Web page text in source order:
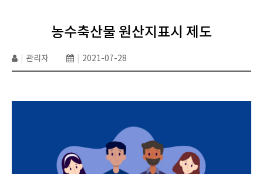
농수축산물 원산지표시 제도
관리자 2021-07-28